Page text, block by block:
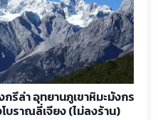
รีล่า อุทยานภูเขาหิมะมังกร
บราณลี่เจียง (ไม่ลงร้าน)